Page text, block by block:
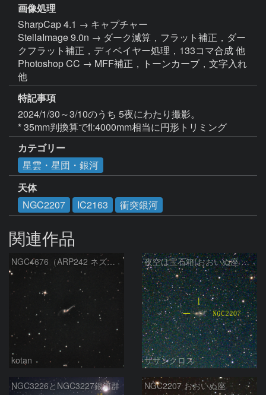
画像処理
SharpCap 4.1 → キャプチャー
StellaImage 9.0n → ダーク減算，フラット補正，ダー
クフラット補正，ディベイヤー処理，133コマ合成 他
Photoshop CC → MFF補正，トーンカーブ，文字入れ
他
特記事項
2024/1/30～3/10のうち 5夜にわたり撮影。
* 35mm判換算でfl:4000mm相当に円形トリミング
カテゴリー
星雲・星団・銀河
天体
NGC2207
IC2163 衝突銀河
関連作品
NGC4676（ARP242 ネズミ銀河 かみのけ座）
kotan
夜空は宝石箱(おおいぬ座 NGC2207) Seestar50
サザンクロス
NGC3226とNGC3227銀河群 NGC2207 おおいぬ座